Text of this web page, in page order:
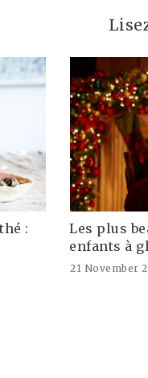
:
Les plus
enfants à
21 November